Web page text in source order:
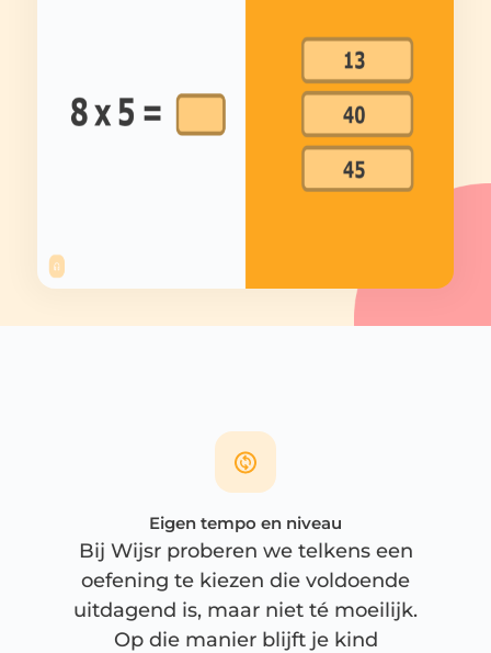
Eigen tempo en niveau
Bij Wijsr proberen we telkens een
oefening te kiezen die voldoende
uitdagend is, maar niet té moeilijk.
Op die manier blijft je kind